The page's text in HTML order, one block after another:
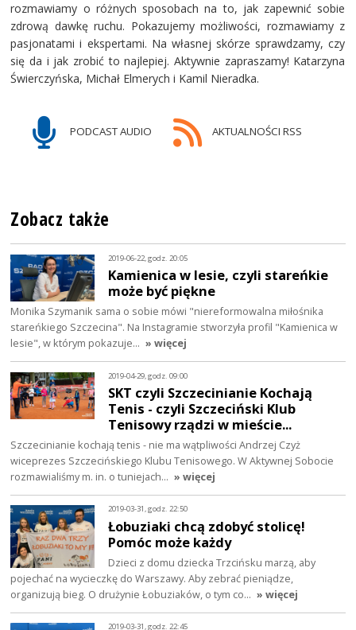
rozmawiamy o różnych sposobach na to, jak zapewnić sobie
zdrową dawkę ruchu. Pokazujemy możliwości, rozmawiamy z
pasjonatami i ekspertami. Na własnej skórze sprawdzamy, czy
się da i jak zrobić to najlepiej. Aktywnie zapraszamy! Katarzyna
Świerczyńska, Michał Elmerych i Kamil Nieradka.
PODCAST AUDIO AKTUALNOŚCI RSS
Zobacz także
2019-06-22, godz. 20:05
Kamienica w lesie, czyli stareńkie
może być piękne
Monika Szymanik sama o sobie mówi "niereformowalna miłośnika
stareńkiego Szczecina". Na Instagramie stworzyła profil "Kamienica w
lesie", w którym pokazuje… » więcej
2019-04-29, godz. 09:00
SKT czyli Szczecinianie Kochają
Tenis - czyli Szczeciński Klub
Tenisowy rządzi w mieście...
Szczecinianie kochają tenis - nie ma wątpliwości Andrzej Czyż
wiceprezes Szczecińskiego Klubu Tenisowego. W Aktywnej Sobocie
rozmawialiśmy m. in. o tuniejach… » więcej
2019-03-31, godz. 22:50
Łobuziaki chcą zdobyć stolicę!
Pomóc może każdy
Dzieci z domu dziecka Trzcińsku marzą, aby
pojechać na wycieczkę do Warszawy. Aby zebrać pieniądze,
organizują bieg. O drużynie Łobuziaków, o tym co… » więcej
2019-03-31, godz. 22:45